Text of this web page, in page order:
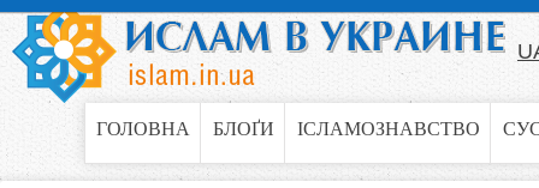
Jump to navigation
ГОЛОВНА БЛОҐИ ІСЛАМОЗНАВСТВО